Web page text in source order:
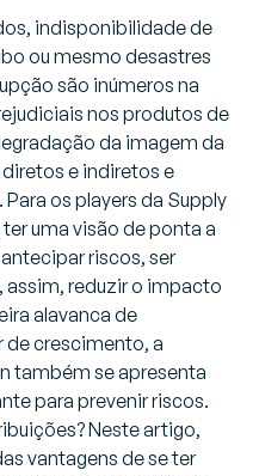
indisponibilidade de
ou mesmo desastres
são inúmeros na
nos produtos de
da imagem da
e indiretos e
os players da Supply
uma visão de ponta a
riscos, ser
assim, reduzir o impacto
alavanca de
crescimento, a
também se apresenta
para prevenir riscos.
Neste artigo,
vantagens de se ter